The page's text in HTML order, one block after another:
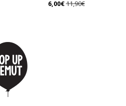
6,00€11,90€